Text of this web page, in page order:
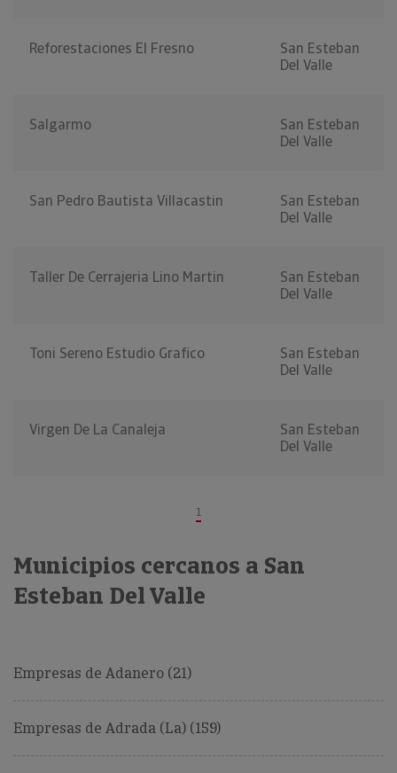
Reforestaciones El Fresno
San Esteban
Del Valle
Salgarmo
San Esteban
Del Valle
San Pedro Bautista Villacastin
San Esteban
Del Valle
Taller De Cerrajeria Lino Martin
San Esteban
Del Valle
Toni Sereno Estudio Grafico
San Esteban
Del Valle
Virgen De La Canaleja
San Esteban
Del Valle
1
Municipios cercanos a San
Esteban Del Valle
Empresas de Adanero (21)
Empresas de Adrada (La) (159)